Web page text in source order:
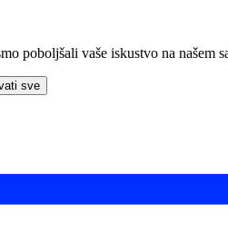
poboljšali vaše iskustvo na
sve